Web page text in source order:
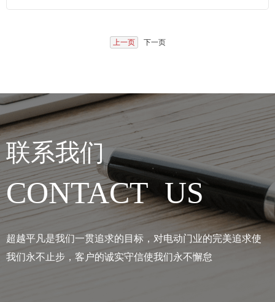
上一页 下一页
联系我们
CONTACT US
超越平凡是我们一贯追求的目标，对电动门业的完美追求使
我们永不止步，客户的诚实守信使我们永不懈怠